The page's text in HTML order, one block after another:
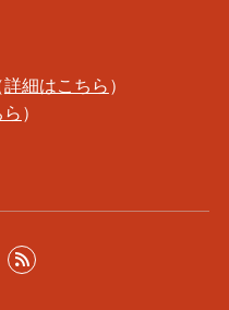
詳細はこちら ）
）